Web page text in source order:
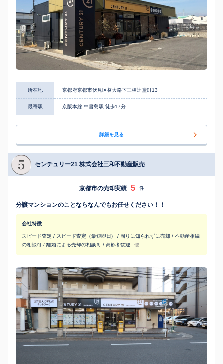
所在地 京都府京都市伏見区横大路下三栖辻堂町13
最寄駅 京阪本線 中書島駅 徒歩17分
詳細を見る
センチュリー21 株式会社三和不動産販売
京都市の売却実績 5 件
分譲マンションのことならなんでもお任せください！！
会社特徴
スピード査定 / スピード査定（最短即日） / 周りに知られずに売却 / 不動産相続
の相談可 / 離婚による売却の相談可 / 高齢者歓迎
他...